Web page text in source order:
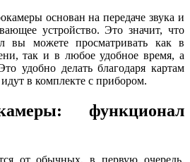
основан на передаче звука и
устройство. Это значит, что
вы можете просматривать как в
так и в любое удобное время, а
удобно делать благодаря картам
в комплекте с прибором.
функционал
от обычных, в первую очередь,